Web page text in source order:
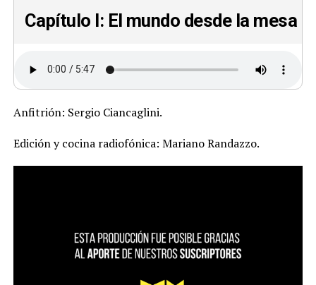
Capítulo I: El mundo desde la mesa
Anfitrión: Sergio Ciancaglini.
Edición y cocina radiofónica: Mariano Randazzo.